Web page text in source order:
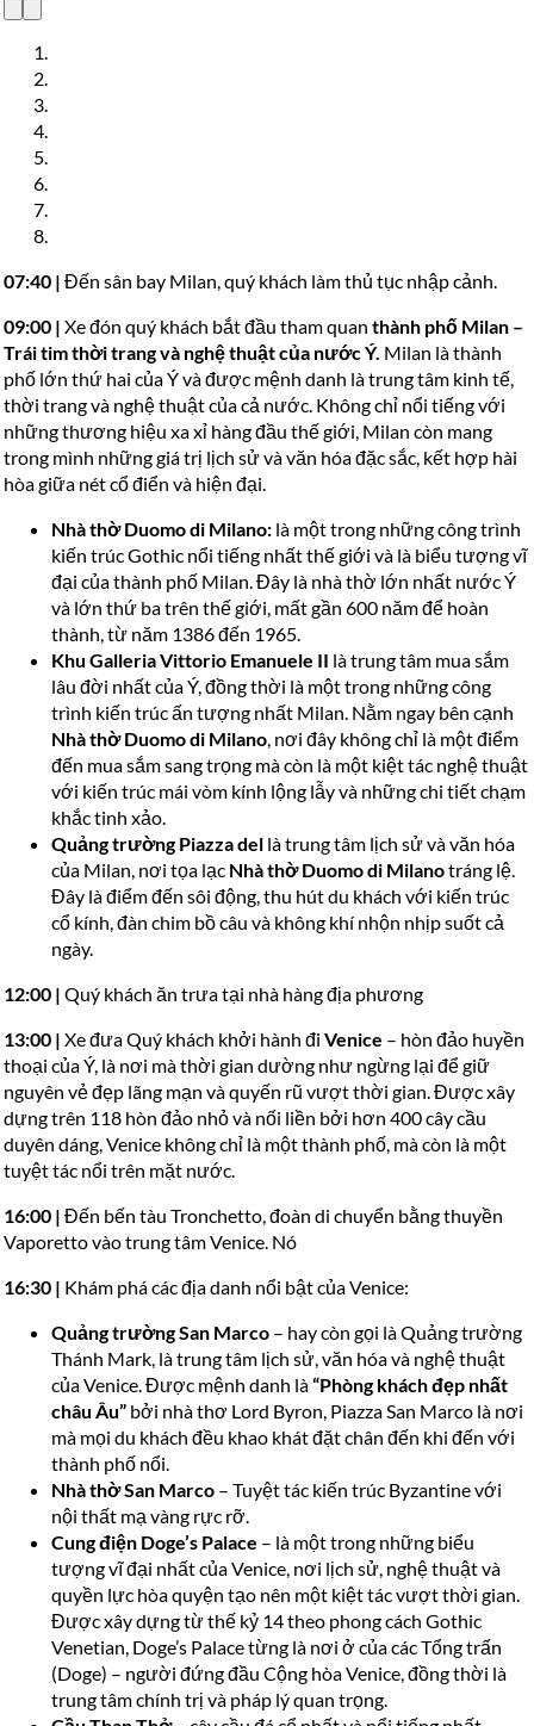
07:40 | Đến sân bay Milan, quý khách làm thủ tục nhập cảnh.
09:00 | Xe đón quý khách bắt đầu tham quan thành phố Milan –
Trái tim thời trang và nghệ thuật của nước Ý. Milan là thành
phố lớn thứ hai của Ý và được mệnh danh là trung tâm kinh tế,
thời trang và nghệ thuật của cả nước. Không chỉ nổi tiếng với
những thương hiệu xa xỉ hàng đầu thế giới, Milan còn mang
trong mình những giá trị lịch sử và văn hóa đặc sắc, kết hợp hài
hòa giữa nét cổ điển và hiện đại.
Nhà thờ Duomo di Milano: là một trong những công trình
kiến trúc Gothic nổi tiếng nhất thế giới và là biểu tượng vĩ
đại của thành phố Milan. Đây là nhà thờ lớn nhất nước Ý
và lớn thứ ba trên thế giới, mất gần 600 năm để hoàn
thành, từ năm 1386 đến 1965.
Khu Galleria Vittorio Emanuele II là trung tâm mua sắm
lâu đời nhất của Ý, đồng thời là một trong những công
trình kiến trúc ấn tượng nhất Milan. Nằm ngay bên cạnh
Nhà thờ Duomo di Milano , nơi đây không chỉ là một điểm
đến mua sắm sang trọng mà còn là một kiệt tác nghệ thuật
với kiến trúc mái vòm kính lộng lẫy và những chi tiết chạm
khắc tinh xảo.
Quảng trường Piazza del là trung tâm lịch sử và văn hóa
của Milan, nơi tọa lạc Nhà thờ Duomo di Milanotráng lệ.
Đây là điểm đến sôi động, thu hút du khách với kiến trúc
cổ kính, đàn chim bồ câu và không khí nhộn nhịp suốt cả
ngày.
12:00 | Quý khách ăn trưa tại nhà hàng địa phương
13:00 | Xe đưa Quý khách khởi hành đi Venice – hòn đảo huyền
thoại của Ý, là nơi mà thời gian dường như ngừng lại để giữ
nguyên vẻ đẹp lãng mạn và quyến rũ vượt thời gian. Được xây
dựng trên 118 hòn đảo nhỏ và nối liền bởi hơn 400 cây cầu
duyên dáng, Venice không chỉ là một thành phố, mà còn là một
tuyệt tác nổi trên mặt nước.
16:00 | Đến bến tàu Tronchetto, đoàn di chuyển bằng thuyền
Vaporetto vào trung tâm Venice. Nó
16:30 | Khám phá các địa danh nổi bật của Venice:
Quảng trường San Marco – hay còn gọi là Quảng trường
Thánh Mark, là trung tâm lịch sử, văn hóa và nghệ thuật
của Venice. Được mệnh danh là“Phòng khách đẹp nhất
châu Âu” bởi nhà thơ Lord Byron, Piazza San Marco là nơi
mà mọi du khách đều khao khát đặt chân đến khi đến với
thành phố nổi.
Nhà thờ San Marco – Tuyệt tác kiến trúc Byzantine với
nội thất mạ vàng rực rỡ.
Cung điện Doge’s Palace – là một trong những biểu
tượng vĩ đại nhất của Venice, nơi lịch sử, nghệ thuật và
quyền lực hòa quyện tạo nên một kiệt tác vượt thời gian.
Được xây dựng từ thế kỷ 14 theo phong cách Gothic
Venetian, Doge’s Palace từng là nơi ở của các Tổng trấn
(Doge) – người đứng đầu Cộng hòa Venice, đồng thời là
trung tâm chính trị và pháp lý quan trọng.